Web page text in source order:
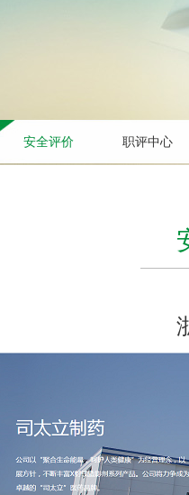
安全评价 职评中心